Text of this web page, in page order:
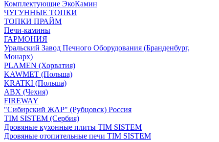
Комплектующие ЭкоКамин
ЧУГУННЫЕ ТОПКИ
ТОПКИ ПРАЙМ
Печи-камины
ГАРМОНИЯ
Уральский Завод Печного Оборудования (Бранденбург,
Монарх)
PLAMEN (Хорватия)
KAWMET (Польша)
KRATKI (Польша)
ABX (Чехия)
FIREWAY
"Сибирский ЖАР" (Рубцовск) Россия
TIM SISTEM (Сербия)
Дровяные кухонные плиты TIM SISTEM
Дровяные отопительные печи TIM SISTEM